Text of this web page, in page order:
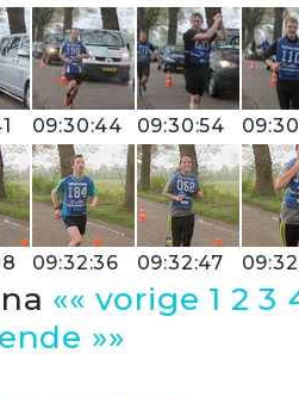
09:30:44 09:30:54
09:32:36 09:32:47
«« vorige 1 2 3
»»